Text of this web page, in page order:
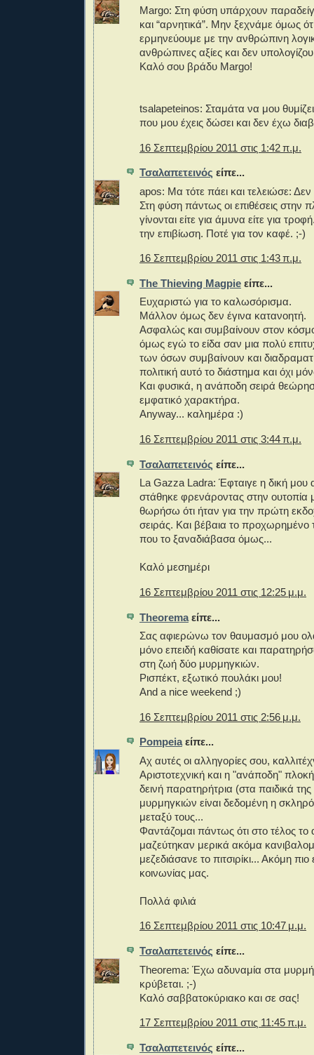
Margo: Στη φύση υπάρχουν
και “αρνητικά”. Μην ξεχνάμε όμως
ερμηνεύουμε με την ανθρώπινη
ανθρώπινες αξίες και δεν
Καλό σου βράδυ Margo!
tsalapeteinos: Σταμάτα να μου
που μου έχεις δώσει και δεν έχω
16 Σεπτεμβρίου 2011 στις 1:42 π.μ.
Τσαλαπετεινός είπε...
apos: Μα τότε πάει και τελειώσε: Δεν
Στη φύση πάντως οι επιθέσεις στην
γίνονται είτε για άμυνα είτε για
την επιβίωση. Ποτέ για τον καφέ. ;-)
16 Σεπτεμβρίου 2011 στις 1:43 π.μ.
The Thieving Magpie είπε...
Ευχαριστώ για το καλωσόρισμα.
Μάλλον όμως δεν έγινα κατανοητή.
Ασφαλώς και συμβαίνουν στον
όμως εγώ το είδα σαν μια πολύ
των όσων συμβαίνουν και
πολιτική αυτό το διάστημα και όχι
Και φυσικά, η ανάποδη σειρά
εμφατικό χαρακτήρα.
Anyway... καλημέρα :)
16 Σεπτεμβρίου 2011 στις 3:44 π.μ.
Τσαλαπετεινός είπε...
La Gazza Ladra: Έφταιγε η δική
στάθηκε φρενάροντας στην ουτοπία
θωρήσω ότι ήταν για την πρώτη
σειράς. Και βέβαια το
που το ξαναδιάβασα όμως...
Καλό μεσημέρι
16 Σεπτεμβρίου 2011 στις 12:25 μ.μ.
Theoremaείπε...
Σας αφιερώνω τον θαυμασμό μου
μόνο επειδή καθίσατε και
στη ζωή δύο μυρμηγκιών.
Ρισπέκτ, εξωτικό πουλάκι μου!
And a nice weekend ;)
16 Σεπτεμβρίου 2011 στις 2:56 μ.μ.
Pompeiaείπε...
Αχ αυτές οι αλληγορίες σου,
Αριστοτεχνική και η "ανάποδη"
δεινή παρατηρήτρια (στα παιδικά
μυρμηγκιών είναι δεδομένη η
μεταξύ τους...
Φαντάζομαι πάντως ότι στο τέλος
μαζεύτηκαν μερικά ακόμα
μεζεδιάσανε το πιτσιρίκι... Ακόμη πιο
κοινωνίας μας.
Πολλά φιλιά
16 Σεπτεμβρίου 2011 στις 10:47 μ.μ.
Τσαλαπετεινός είπε...
Theorema: Έχω αδυναμία στα
κρύβεται. ;-)
Καλό σαββατοκύριακο και σε σας!
17 Σεπτεμβρίου 2011 στις 11:45 π.μ.
Τσαλαπετεινός είπε...